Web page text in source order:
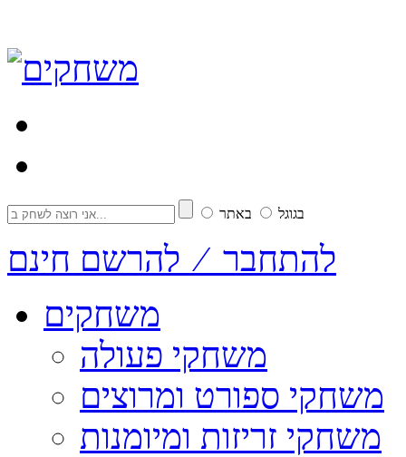
בגוגל באתר
להתחבר ⁄ להרשם חינם
משחקים
משחקי פעולה
משחקי ספורט ומרוצים
משחקי זריזות ומיומנות